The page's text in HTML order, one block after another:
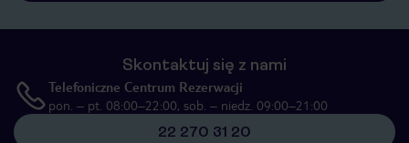
Skontaktuj się z nami
Telefoniczne Centrum Rezerwacji
pon. – pt. 08:00–22:00, sob. – niedz. 09:00–21:00
22 270 31 20